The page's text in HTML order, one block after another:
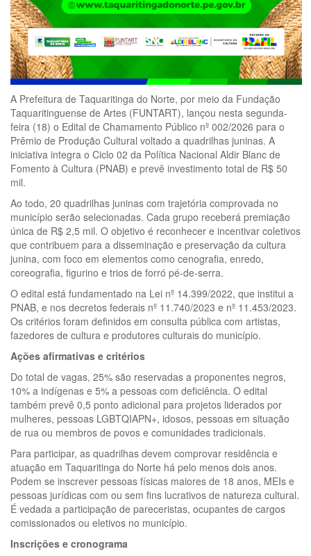
A Prefeitura de Taquaritinga do Norte, por meio da Fundação
Taquaritinguense de Artes (FUNTART), lançou nesta segunda-
feira (18) o Edital de Chamamento Público nº 002/2026 para o
Prêmio de Produção Cultural voltado a quadrilhas juninas. A
iniciativa integra o Ciclo 02 da Política Nacional Aldir Blanc de
Fomento à Cultura (PNAB) e prevê investimento total de R$ 50
mil.
Ao todo, 20 quadrilhas juninas com trajetória comprovada no
município serão selecionadas. Cada grupo receberá premiação
única de R$ 2,5 mil. O objetivo é reconhecer e incentivar coletivos
que contribuem para a disseminação e preservação da cultura
junina, com foco em elementos como cenografia, enredo,
coreografia, figurino e trios de forró pé-de-serra.
O edital está fundamentado na Lei nº 14.399/2022, que institui a
PNAB, e nos decretos federais nº 11.740/2023 e nº 11.453/2023.
Os critérios foram definidos em consulta pública com artistas,
fazedores de cultura e produtores culturais do município.
Ações afirmativas e critérios
Do total de vagas, 25% são reservadas a proponentes negros,
10% a indígenas e 5% a pessoas com deficiência. O edital
também prevê 0,5 ponto adicional para projetos liderados por
mulheres, pessoas LGBTQIAPN+, idosos, pessoas em situação
de rua ou membros de povos e comunidades tradicionais.
Para participar, as quadrilhas devem comprovar residência e
atuação em Taquaritinga do Norte há pelo menos dois anos.
Podem se inscrever pessoas físicas maiores de 18 anos, MEIs e
pessoas jurídicas com ou sem fins lucrativos de natureza cultural.
É vedada a participação de pareceristas, ocupantes de cargos
comissionados ou eletivos no município.
Inscrições e cronograma